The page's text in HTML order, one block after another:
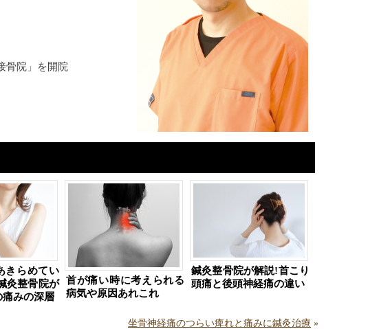
骨院」を開院
きらめてい
灸整骨院が
みの深層
首が痛い時に考えられる
病気や原因あれこれ
鍼灸整骨院が解説!首こり
頭痛と後頭神経痛の違い
坐骨神経痛のつらい痺れと痛みに鍼灸治療 »